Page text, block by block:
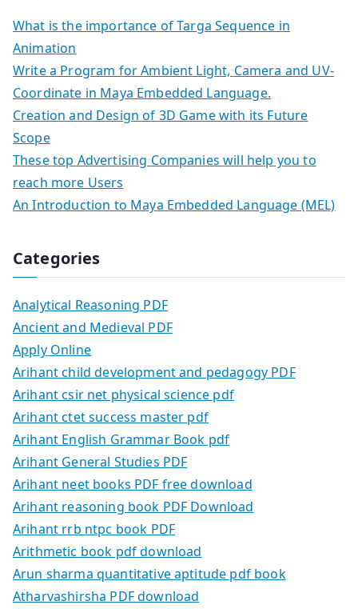
What is the importance of Targa Sequence in
Animation
Write a Program for Ambient Light, Camera and UV-
Coordinate in Maya Embedded Language.
Creation and Design of 3D Game with its Future
Scope
These top Advertising Companies will help you to
reach more Users
An Introduction to Maya Embedded Language (MEL)
Categories
Analytical Reasoning PDF
Ancient and Medieval PDF
Apply Online
Arihant child development and pedagogy PDF
Arihant csir net physical science pdf
Arihant ctet success master pdf
Arihant English Grammar Book pdf
Arihant General Studies PDF
Arihant neet books PDF free download
Arihant reasoning book PDF Download
Arihant rrb ntpc book PDF
Arithmetic book pdf download
Arun sharma quantitative aptitude pdf book
Atharvashirsha PDF download